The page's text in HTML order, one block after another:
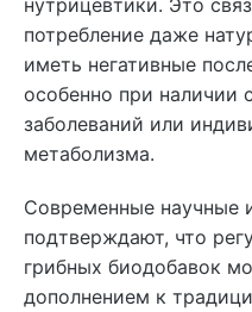
потребление даже
иметь негативные
особенно при наличии
заболеваний или
метаболизма.
Современные научные
подтверждают, что
грибных биодобавок
дополнением к